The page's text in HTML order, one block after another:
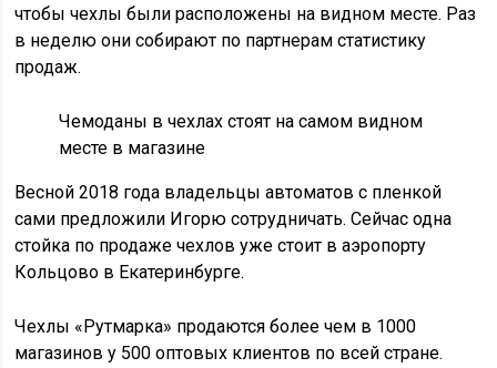
чтобы чехлы были расположены на видном месте. Раз
в неделю они собирают по партнерам статистику
продаж.
Чемоданы в чехлах стоят на самом видном
месте в магазине
Весной 2018 года владельцы автоматов с пленкой
сами предложили Игорю сотрудничать. Сейчас одна
стойка по продаже чехлов уже стоит в аэропорту
Кольцово в Екатеринбурге.
Чехлы «Рутмарка» продаются более чем в 1000
магазинов у 500 оптовых клиентов по всей стране.